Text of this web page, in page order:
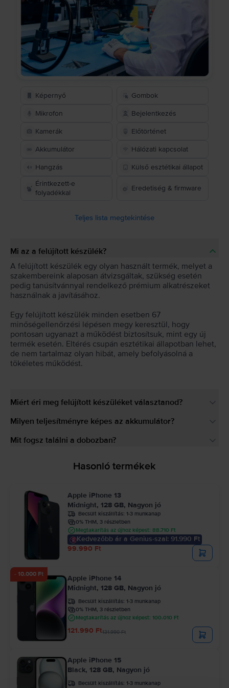
Képernyő Gombok
Mikrofon Bejelentkezés
Kamerák Előtörténet
Akkumulátor Hálózati kapcsolat
Hangzás
Külső esztétikai állapot
Érintkezett-e
folyadékkal
Eredetiség & firmware
Teljes lista megtekintése
Mi az a felújított készülék?
A felújított készülék egy olyan használt termék, melyet a
szakembereink alaposan átvizsgáltak, szükség esetén
pedig tanúsítvánnyal rendelkező prémium alkatrészeket
használnak a javításához.
Egy felújított készülék minden esetben 67
minőségellenőrzési lépésen megy keresztül, hogy
pontosan ugyanazt a működést biztosítsuk, mint egy új
termék esetén. Eltérés csupán esztétikai állapotban lehet,
de nem tartalmaz olyan hibát, amely befolyásolná a
tökéletes működést.
Miért éri meg felújított készüléket választanod?
Milyen teljesítményre képes az akkumulátor?
Mit fogsz találni a dobozban?
Hasonló termékek
Apple iPhone 13
Midnight, 128 GB, Nagyon jó
Becsült kiszállítás: 1-3 munkanap
0% THM, 3 részletben
Megtakarítás az újhoz képest: 88.710 Ft
Kedvezőbb ár a Genius-szal: 91.990 Ft
99.990 Ft
- 10.000 Ft
Apple iPhone 14
Midnight, 128 GB, Nagyon jó
Becsült kiszállítás: 1-3 munkanap
0% THM, 3 részletben
Megtakarítás az újhoz képest: 100.010 Ft
121.990 Ft131.990 Ft
Apple iPhone 15
Black, 128 GB, Nagyon jó
Becsült kiszállítás: 1-3 munkanap